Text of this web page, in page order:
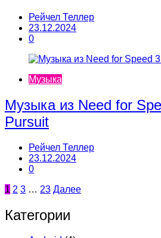
Рейчел Теллер
23.12.2024
0
Музыка
Музыка из Need for
Pursuit
Рейчел Теллер
23.12.2024
0
Пагинация
записей
1 2 3 … 23 Далее
Категории